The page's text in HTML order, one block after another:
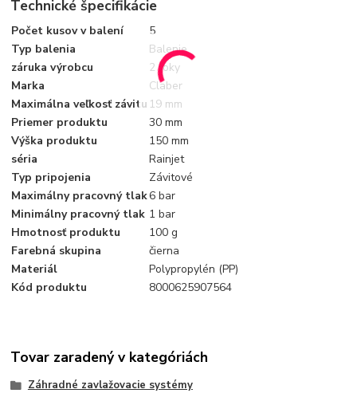
Technické špecifikácie
Počet kusov v balení
5
Typ balenia
Balenie
záruka výrobcu
2 roky
Marka
Claber
Maximálna veľkosť závitu 19 mm
Priemer produktu
30 mm
Výška produktu
150 mm
séria
Rainjet
Typ pripojenia
Závitové
Maximálny pracovný tlak6 bar
Minimálny pracovný tlak 1 bar
Hmotnosť produktu
100 g
Farebná skupina
čierna
Materiál
Polypropylén (PP)
Kód produktu
8000625907564
Tovar zaradený v kategóriách
Záhradné zavlažovacie systémy